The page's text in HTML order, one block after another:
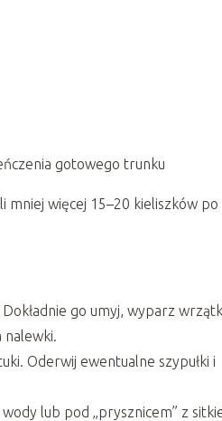
gotowego trunku
mniej więcej 15–20 kieliszków po
go umyj, wyparz
nalewki.
Oderwij ewentualne szypułki i
lub pod „prysznicem” z